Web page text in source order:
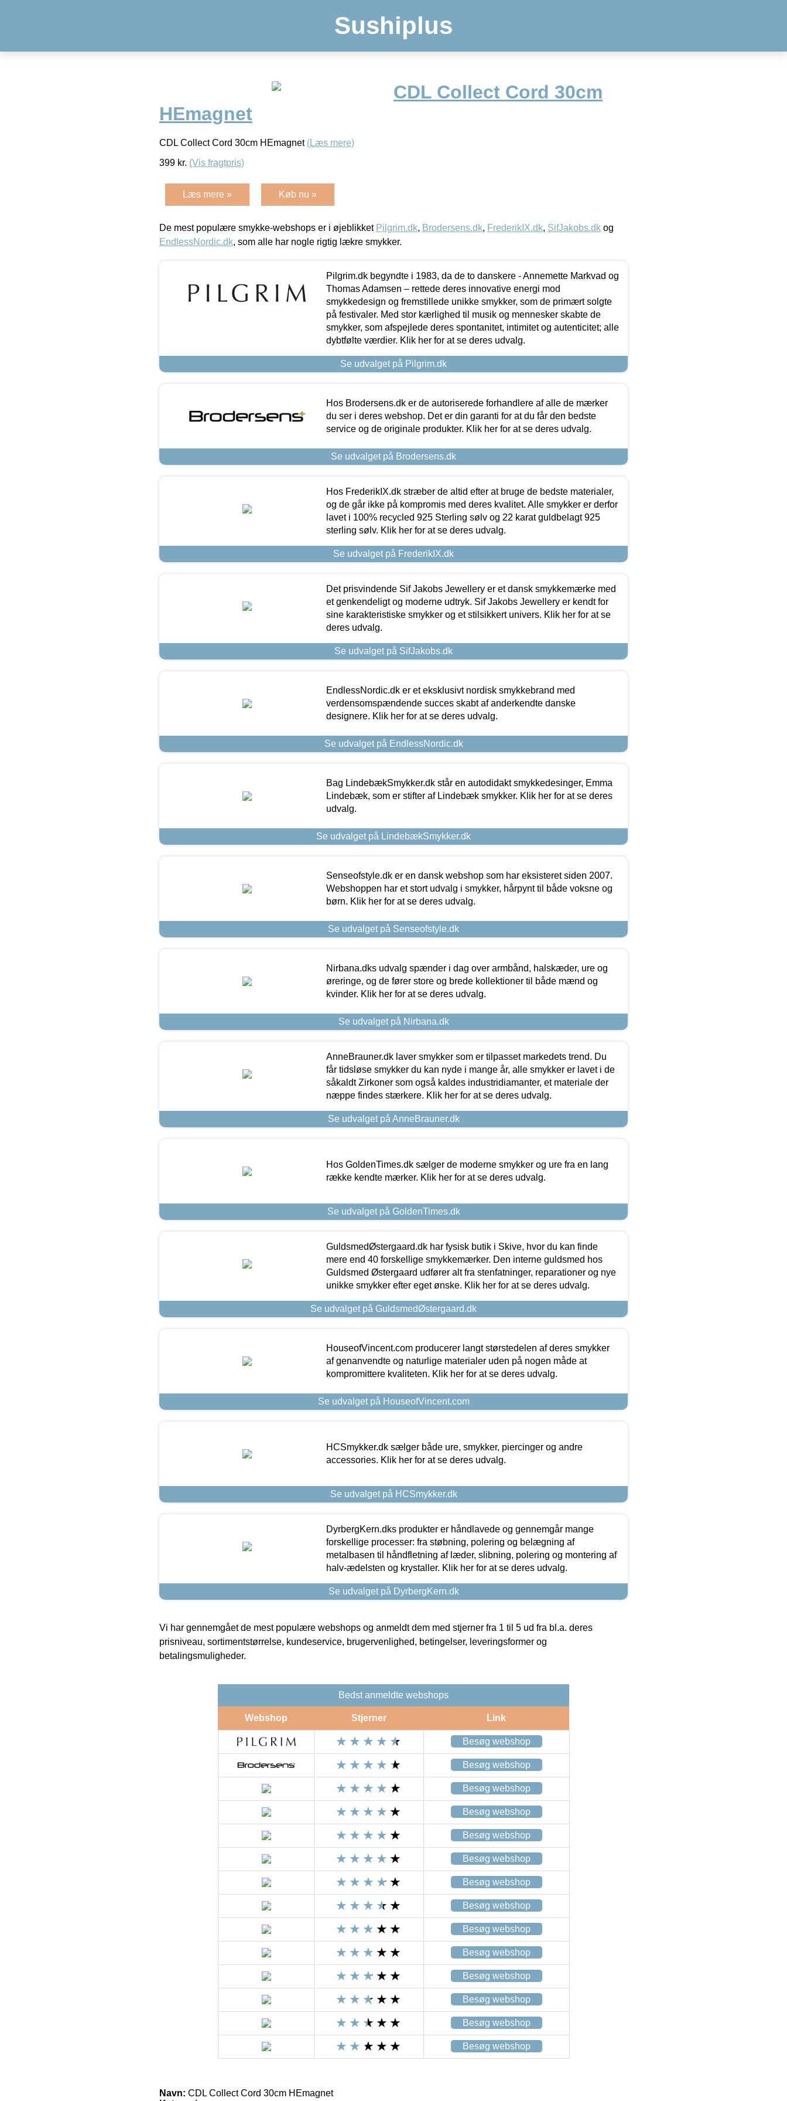
Sushiplus
CDL Collect Cord 30cm
HEmagnet
CDL Collect Cord 30cm HEmagnet (Læs mere)
399 kr. (Vis fragtpris)
Læs mere » Køb nu »
De mest populære smykke-webshops er i øjeblikket Pilgrim.dk, Brodersens.dk, FrederikIX.dk, SifJakobs.dk og
EndlessNordic.dk, som alle har nogle rigtig lækre smykker.
Pilgrim.dk begyndte i 1983, da de to danskere - Annemette Markvad og
Thomas Adamsen – rettede deres innovative energi mod
smykkedesign og fremstillede unikke smykker, som de primært solgte
på festivaler. Med stor kærlighed til musik og mennesker skabte de
smykker, som afspejlede deres spontanitet, intimitet og autenticitet; alle
dybtfølte værdier. Klik her for at se deres udvalg.
Se udvalget på Pilgrim.dk
Hos Brodersens.dk er de autoriserede forhandlere af alle de mærker
du ser i deres webshop. Det er din garanti for at du får den bedste
service og de originale produkter. Klik her for at se deres udvalg.
Se udvalget på Brodersens.dk
Hos FrederikIX.dk stræber de altid efter at bruge de bedste materialer,
og de går ikke på kompromis med deres kvalitet. Alle smykker er derfor
lavet i 100% recycled 925 Sterling sølv og 22 karat guldbelagt 925
sterling sølv. Klik her for at se deres udvalg.
Se udvalget på FrederikIX.dk
Det prisvindende Sif Jakobs Jewellery er et dansk smykkemærke med
et genkendeligt og moderne udtryk. Sif Jakobs Jewellery er kendt for
sine karakteristiske smykker og et stilsikkert univers. Klik her for at se
deres udvalg.
Se udvalget på SifJakobs.dk
EndlessNordic.dk er et eksklusivt nordisk smykkebrand med
verdensomspændende succes skabt af anderkendte danske
designere. Klik her for at se deres udvalg.
Se udvalget på EndlessNordic.dk
Bag LindebækSmykker.dk står en autodidakt smykkedesinger, Emma
Lindebæk, som er stifter af Lindebæk smykker. Klik her for at se deres
udvalg.
Se udvalget på LindebækSmykker.dk
Senseofstyle.dk er en dansk webshop som har eksisteret siden 2007.
Webshoppen har et stort udvalg i smykker, hårpynt til både voksne og
børn. Klik her for at se deres udvalg.
Se udvalget på Senseofstyle.dk
Nirbana.dks udvalg spænder i dag over armbånd, halskæder, ure og
øreringe, og de fører store og brede kollektioner til både mænd og
kvinder. Klik her for at se deres udvalg.
Se udvalget på Nirbana.dk
AnneBrauner.dk laver smykker som er tilpasset markedets trend. Du
får tidsløse smykker du kan nyde i mange år, alle smykker er lavet i de
såkaldt Zirkoner som også kaldes industridiamanter, et materiale der
næppe findes stærkere. Klik her for at se deres udvalg.
Se udvalget på AnneBrauner.dk
Hos GoldenTimes.dk sælger de moderne smykker og ure fra en lang
række kendte mærker. Klik her for at se deres udvalg.
Se udvalget på GoldenTimes.dk
GuldsmedØstergaard.dk har fysisk butik i Skive, hvor du kan finde
mere end 40 forskellige smykkemærker. Den interne guldsmed hos
Guldsmed Østergaard udfører alt fra stenfatninger, reparationer og nye
unikke smykker efter eget ønske. Klik her for at se deres udvalg.
Se udvalget på GuldsmedØstergaard.dk
HouseofVincent.com producerer langt størstedelen af deres smykker
af genanvendte og naturlige materialer uden på nogen måde at
kompromittere kvaliteten. Klik her for at se deres udvalg.
Se udvalget på HouseofVincent.com
HCSmykker.dk sælger både ure, smykker, piercinger og andre
accessories. Klik her for at se deres udvalg.
Se udvalget på HCSmykker.dk
DyrbergKern.dks produkter er håndlavede og gennemgår mange
forskellige processer: fra støbning, polering og belægning af
metalbasen til håndfletning af læder, slibning, polering og montering af
halv-ædelsten og krystaller. Klik her for at se deres udvalg.
Se udvalget på DyrbergKern.dk
Vi har gennemgået de mest populære webshops og anmeldt dem med stjerner fra 1 til 5 ud fra bl.a. deres
prisniveau, sortimentstørrelse, kundeservice, brugervenlighed, betingelser, leveringsformer og
betalingsmuligheder.
Bedst anmeldte webshops
Webshop Stjerner Link
Besøg webshop
Besøg webshop
Besøg webshop
Besøg webshop
Besøg webshop
Besøg webshop
Besøg webshop
Besøg webshop
Besøg webshop
Besøg webshop
Besøg webshop
Besøg webshop
Besøg webshop
Besøg webshop
Navn: CDL Collect Cord 30cm HEmagnet